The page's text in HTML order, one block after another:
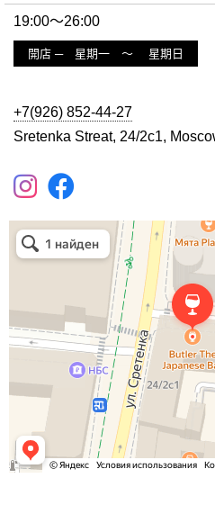
19:00〜26:00
開店 ─ 星期一 〜 星期日
+7(926) 852-44-27
Sretenka Streat, 24/2c1,